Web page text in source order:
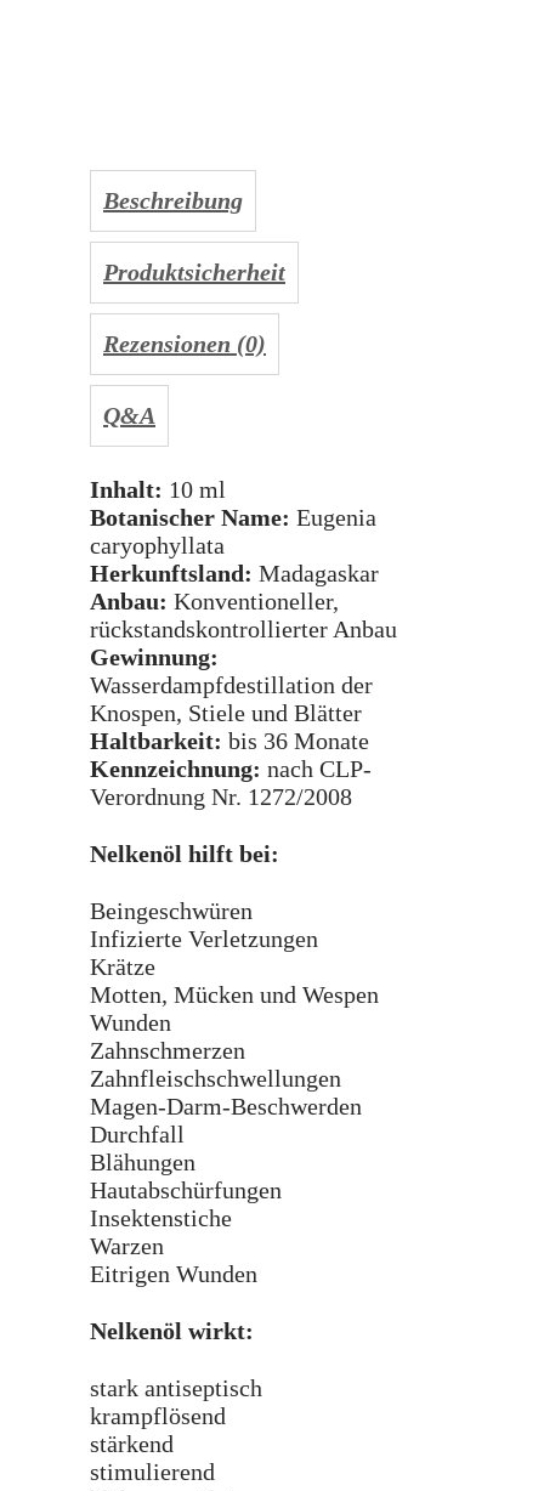
Beschreibung
Produktsicherheit
Rezensionen (0)
Q&A
Inhalt: 10 ml
Botanischer Name: Eugenia
caryophyllata
Herkunftsland: Madagaskar
Anbau: Konventioneller,
rückstandskontrollierter Anbau
Gewinnung:
Wasserdampfdestillation der
Knospen, Stiele und Blätter
Haltbarkeit: bis 36 Monate
Kennzeichnung: nach CLP-
Verordnung Nr. 1272/2008
Nelkenöl hilft bei:
Beingeschwüren
Infizierte Verletzungen
Krätze
Motten, Mücken und Wespen
Wunden
Zahnschmerzen
Zahnfleischschwellungen
Magen-Darm-Beschwerden
Durchfall
Blähungen
Hautabschürfungen
Insektenstiche
Warzen
Eitrigen Wunden
Nelkenöl wirkt:
stark antiseptisch
krampflösend
stärkend
stimulierend